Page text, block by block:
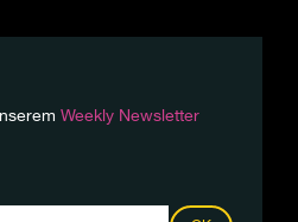
Weekly Newsletter